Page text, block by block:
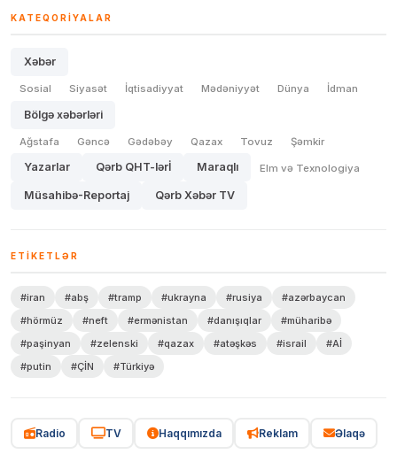
KATEQORIYALAR
Xəbər
Sosial Siyasət İqtisadiyyat Mədəniyyət Dünya İdman
Bölgə xəbərləri
Ağstafa Gəncə Gədəbəy Qazax Tovuz Şəmkir
Yazarlar Qərb QHT-lərİ Maraqlı Elm və Texnologiya
Müsahibə-Reportaj Qərb Xəbər TV
ETIKETLƏR
#iran #abş #tramp #ukrayna #rusiya
#azərbaycan
#hörmüz
#neft #ermənistan #danışıqlar
#müharibə
#paşinyan
#zelenski #qazax #atəşkəs #israil
#Aİ
#putin
#ÇİN #Türkiyə
Radio TV Haqqımızda Reklam Əlaqə